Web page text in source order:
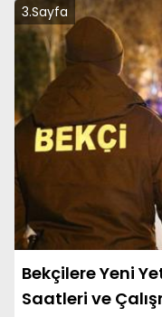
3.Sayfa
Bekçilere Yeni
Saatleri ve